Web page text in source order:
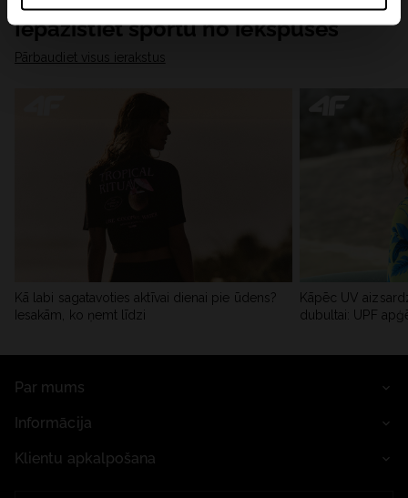
( piem. socialos tīklus). Detalizētu informāciju var atrast
mūsu Privātuma politikā un sadaļā "Detaļas".
Iepazīstiet sportu no iekšpuses
Pārbaudiet visus ierakstus
Kā labi sagatavoties aktīvai dienai pie ūdens?
Iesakām, ko ņemt līdzi
Kāpēc UV
dubultai: UPF
Par mums
Informācija
Klientu apkalpošana